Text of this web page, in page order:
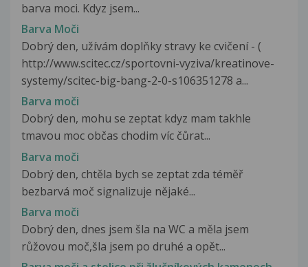
barva moci. Kdyz jsem...
Barva Moči
Dobrý den, užívám doplňky stravy ke cvičení - (
http://www.scitec.cz/sportovni-vyziva/kreatinove-
systemy/scitec-big-bang-2-0-s106351278 a...
Barva moči
Dobrý den, mohu se zeptat kdyz mam takhle
tmavou moc občas chodim víc čůrat...
Barva moči
Dobrý den, chtěla bych se zeptat zda téměř
bezbarvá moč signalizuje nějaké...
Barva moči
Dobrý den, dnes jsem šla na WC a měla jsem
růžovou moč,šla jsem po druhé a opět...